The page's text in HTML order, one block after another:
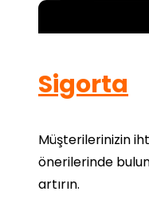
Sigorta
Müşterilerinizin
önerilerinde
artırın.